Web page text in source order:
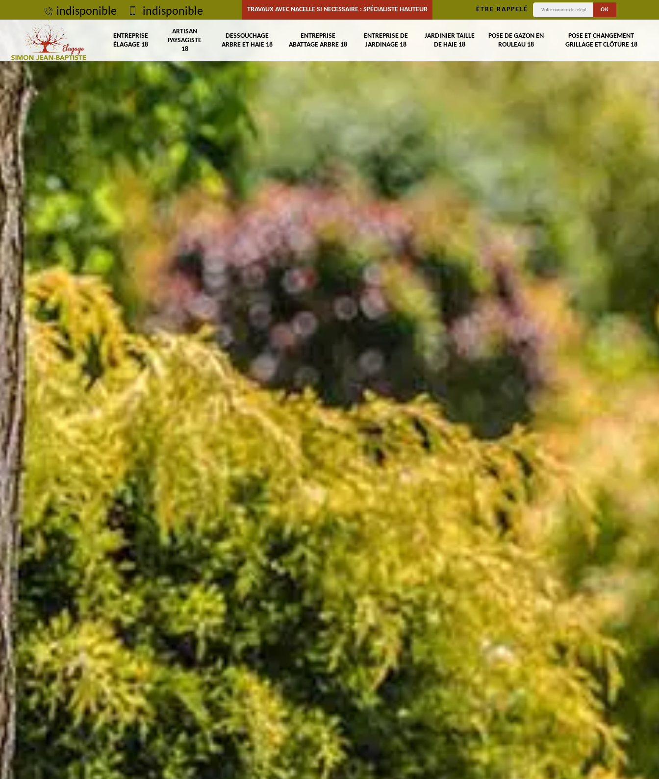
indisponible indisponible TRAVAUX AVEC NACELLE SI NECESSAIRE : SPÉCIALISTE HAUTEUR ÊTRE RAPPELÉ
ENTREPRISE
ÉLAGAGE 18
ARTISAN
PAYSAGISTE
18
DESSOUCHAGE
ARBRE ET HAIE 18
ENTREPRISE
ABATTAGE ARBRE 18
ENTREPRISE DE
JARDINAGE 18
JARDINIER TAILLE
DE HAIE 18
POSE DE GAZON EN
ROULEAU 18
POSE ET CHANGEMENT
GRILLAGE ET CLÔTURE 18